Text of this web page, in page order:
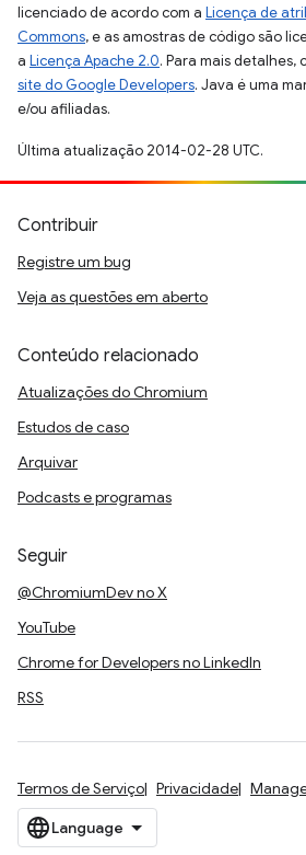
licenciado de acordo com a Licença de
Commons, e as amostras de código são
a Licença Apache 2.0. Para mais detalhes,
site do Google Developers. Java é uma
e/ou afiliadas.
Última atualização 2014-02-28 UTC.
Contribuir
Registre um bug
Veja as questões em aberto
Conteúdo relacionado
Atualizações do Chromium
Estudos de caso
Arquivar
Podcasts e programas
Seguir
@ChromiumDev no X
YouTube
Chrome for Developers no LinkedIn
RSS
Termos de Serviço Privacidade